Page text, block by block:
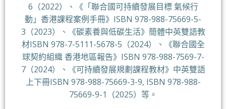
6（2022）、《「聯合國可持續發展目標 氣候行
動」香港課程案例手冊》ISBN 978-988-75669-5-
3（2023）、《碳素養與低碳生活》簡體中英雙語教
材ISBN 978-7-5111-5678-5（2024）、《聯合國全
球契約組織 香港地區報告》ISBN 978-988-7569-7-
7（2024）、《可持續發展規劃課程教材》中英雙語
上下冊ISBN 978-988-75669-3-9, ISBN 978-988-
75669-9-1（2025）等。